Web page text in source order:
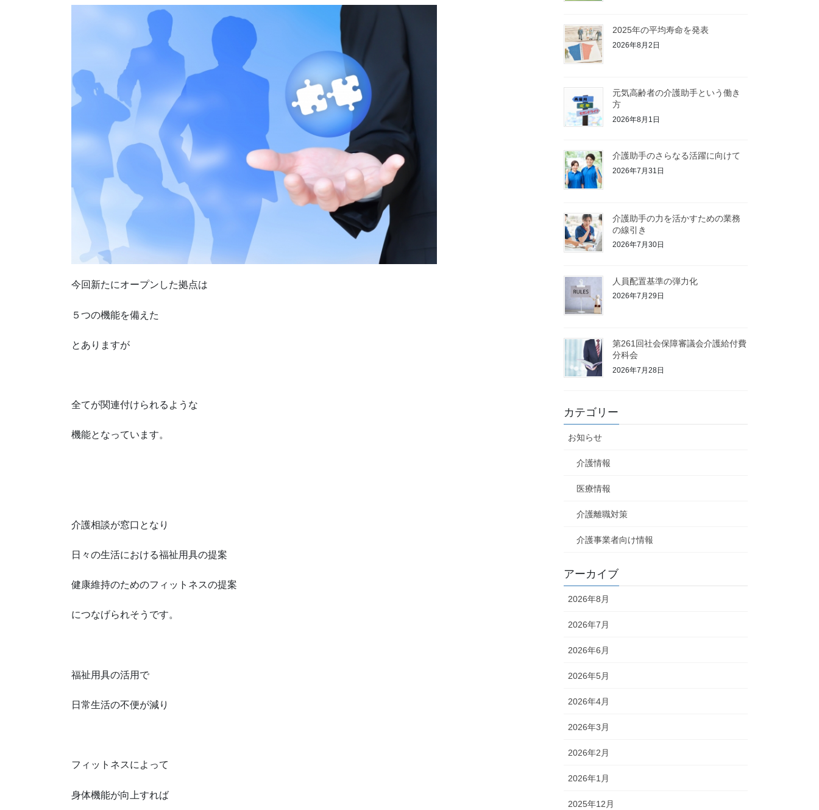
今回新たにオープンした拠点は
５つの機能を備えた
とありますが
全てが関連付けられるような
機能となっています。
介護相談が窓口となり
日々の生活における福祉用具の提案
健康維持のためのフィットネスの提案
につなげられそうです。
福祉用具の活用で
日常生活の不便が減り
フィットネスによって
身体機能が向上すれば
2025年の平均寿命を発表
2026年8月2日
元気高齢者の介護助手という働き
方
2026年8月1日
介護助手のさらなる活躍に向けて
2026年7月31日
介護助手の力を活かすための業務
の線引き
2026年7月30日
人員配置基準の弾力化
2026年7月29日
第261回社会保障審議会介護給付費
分科会
2026年7月28日
カテゴリー
お知らせ
介護情報
医療情報
介護離職対策
介護事業者向け情報
アーカイブ
2026年8月
2026年7月
2026年6月
2026年5月
2026年4月
2026年3月
2026年2月
2026年1月
2025年12月